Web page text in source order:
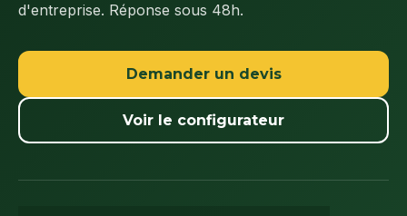
d'entreprise. Réponse sous 48h.
Demander un devis
Voir le configurateur